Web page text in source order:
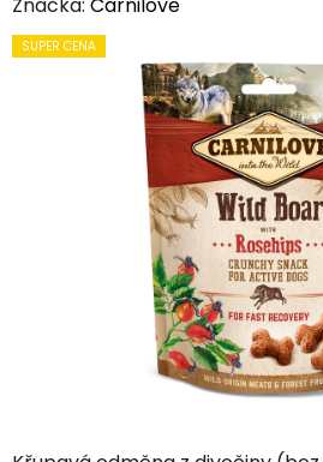
Značka: Carnilove
SUPER CENA